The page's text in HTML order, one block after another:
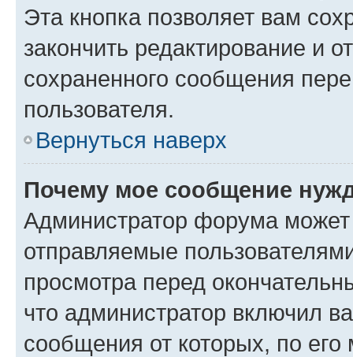
Эта кнопка позволяет вам
закончить редактирование и
сохраненного сообщения
пользователя.
Вернуться наверх
Почему мое сообщение
Администратор форума
отправляемые
просмотра перед
что администратор включил
сообщения от которых, по